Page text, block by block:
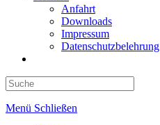
Anfahrt
Downloads
Impressum
Datenschutzbelehrung
search
Menü Schließen